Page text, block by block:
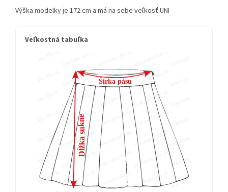
Výška modelky je 172 cm a má na sebe veľkosť UNI
Veľkostná tabuľka